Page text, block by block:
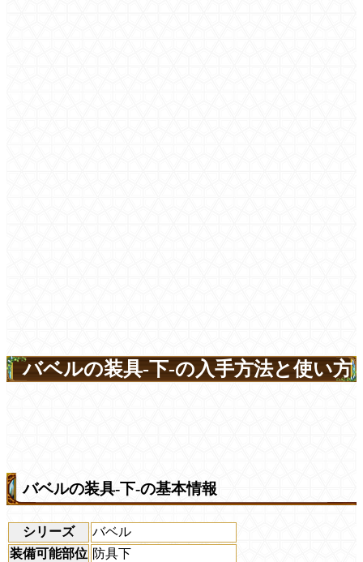
バベルの装具-下-の入手方法と使い方
バベルの装具-下-の基本情報
シリーズ
バベル
装備可能部位 防具下